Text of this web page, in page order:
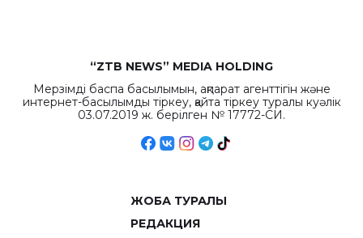
“ZTB NEWS” MEDIA HOLDING
Мерзімді баспа басылымын, ақпарат агенттігін және
интернет-басылымды тіркеу, қайта тіркеу туралы куәлік
03.07.2019 ж. берілген № 17772-СИ.
ЖОБА ТУРАЛЫ
РЕДАКЦИЯ